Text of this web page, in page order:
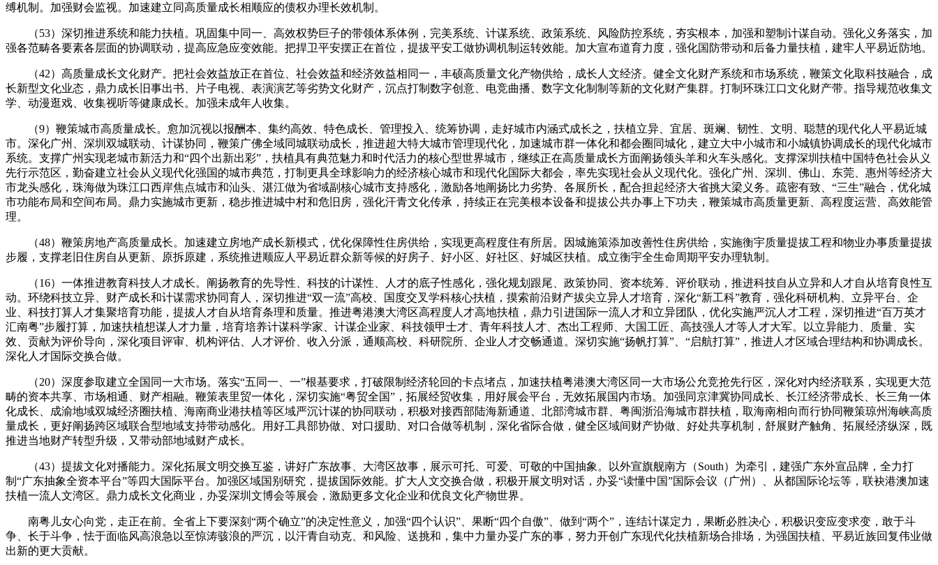
缚机制。加强财会监视。加速建立同高质量成长相顺应的债权办理长效机制。
（53）深切推进系统和能力扶植。巩固集中同一、高效权势巨子的带领体系体例，完美系统、计谋系统、政策系统、风险防控系统，夯实根本，加强和塑制计谋自动。强化义务落实，加
强各范畴各要素各层面的协调联动，提高应急应变效能。把捍卫平安摆正在首位，提拔平安工做协调机制运转效能。加大宣布道育力度，强化国防带动和后备力量扶植，建牢人平易近防地。
（42）高质量成长文化财产。把社会效益放正在首位、社会效益和经济效益相同一，丰硕高质量文化产物供给，成长人文经济。健全文化财产系统和市场系统，鞭策文化取科技融合，成
长新型文化业态，鼎力成长旧事出书、片子电视、表演演艺等劣势文化财产，沉点打制数字创意、电竞曲播、数字文化制制等新的文化财产集群。打制环珠江口文化财产带。指导规范收集文
学、动漫逛戏、收集视听等健康成长。加强未成年人收集。
（9）鞭策城市高质量成长。愈加沉视以报酬本、集约高效、特色成长、管理投入、统筹协调，走好城市内涵式成长之，扶植立异、宜居、斑斓、韧性、文明、聪慧的现代化人平易近城
市。深化广州、深圳双城联动、计谋协同，鞭策广佛全域同城联动成长，推进超大特大城市管理现代化，加速城市群一体化和都会圈同城化，建立大中小城市和小城镇协调成长的现代化城市
系统。支撑广州实现老城市新活力和“四个出新出彩”，扶植具有典范魅力和时代活力的核心型世界城市，继续正在高质量成长方面阐扬领头羊和火车头感化。支撑深圳扶植中国特色社会从义
先行示范区，勤奋建立社会从义现代化强国的城市典范，打制更具全球影响力的经济核心城市和现代化国际大都会，率先实现社会从义现代化。强化广州、深圳、佛山、东莞、惠州等经济大
市龙头感化，珠海做为珠江口西岸焦点城市和汕头、湛江做为省域副核心城市支持感化，激励各地阐扬比力劣势、各展所长，配合担起经济大省挑大梁义务。疏密有致、“三生”融合，优化城
市功能布局和空间布局。鼎力实施城市更新，稳步推进城中村和危旧房，强化汗青文化传承，持续正在完美根本设备和提拔公共办事上下功夫，鞭策城市高质量更新、高程度运营、高效能管
理。
（48）鞭策房地产高质量成长。加速建立房地产成长新模式，优化保障性住房供给，实现更高程度住有所居。因城施策添加改善性住房供给，实施衡宇质量提拔工程和物业办事质量提拔
步履，支撑老旧住房自从更新、原拆原建，系统推进顺应人平易近群众新等候的好房子、好小区、好社区、好城区扶植。成立衡宇全生命周期平安办理轨制。
（16）一体推进教育科技人才成长。阐扬教育的先导性、科技的计谋性、人才的底子性感化，强化规划跟尾、政策协同、资本统筹、评价联动，推进科技自从立异和人才自从培育良性互
动。环绕科技立异、财产成长和计谋需求协同育人，深切推进“双一流”高校、国度交叉学科核心扶植，摸索前沿财产拔尖立异人才培育，深化“新工科”教育，强化科研机构、立异平台、企
业、科技打算人才集聚培育功能，提拔人才自从培育条理和质量。推进粤港澳大湾区高程度人才高地扶植，鼎力引进国际一流人才和立异团队，优化实施严沉人才工程，深切推进“百万英才
汇南粤”步履打算，加速扶植想谋人才力量，培育培养计谋科学家、计谋企业家、科技领甲士才、青年科技人才、杰出工程师、大国工匠、高技强人才等人才大军。以立异能力、质量、实
效、贡献为评价导向，深化项目评审、机构评估、人才评价、收入分派，通顺高校、科研院所、企业人才交畅通道。深切实施“扬帆打算”、“启航打算”，推进人才区域合理结构和协调成长。
深化人才国际交换合做。
（20）深度参取建立全国同一大市场。落实“五同一、一”根基要求，打破限制经济轮回的卡点堵点，加速扶植粤港澳大湾区同一大市场公允竞抢先行区，深化对内经济联系，实现更大范
畴的资本共享、市场相通、财产相融。鞭策表里贸一体化，深切实施“粤贸全国”，拓展经贸收集，用好展会平台，无效拓展国内市场。加强同京津冀协同成长、长江经济带成长、长三角一体
化成长、成渝地域双城经济圈扶植、海南商业港扶植等区域严沉计谋的协同联动，积极对接西部陆海新通道、北部湾城市群、粤闽浙沿海城市群扶植，取海南相向而行协同鞭策琼州海峡高质
量成长，更好阐扬跨区域联合型地域支持带动感化。用好工具部协做、对口援助、对口合做等机制，深化省际合做，健全区域间财产协做、好处共享机制，舒展财产触角、拓展经济纵深，既
推进当地财产转型升级，又带动部地域财产成长。
（43）提拔文化对播能力。深化拓展文明交换互鉴，讲好广东故事、大湾区故事，展示可托、可爱、可敬的中国抽象。以外宣旗舰南方（South）为牵引，建强广东外宣品牌，全力打
制“广东抽象全资本平台”等四大国际平台。加强区域国别研究，提拔国际效能。扩大人文交换合做，积极开展文明对话，办妥“读懂中国”国际会议（广州）、从都国际论坛等，联袂港澳加速
扶植一流人文湾区。鼎力成长文化商业，办妥深圳文博会等展会，激励更多文化企业和优良文化产物世界。
南粤儿女心向党，走正在前。全省上下要深刻“两个确立”的决定性意义，加强“四个认识”、果断“四个自傲”、做到“两个”，连结计谋定力，果断必胜决心，积极识变应变求变，敢于斗
争、长于斗争，怯于面临风高浪急以至惊涛骇浪的严沉，以汗青自动克、和风险、送挑和，集中力量办妥广东的事，努力开创广东现代化扶植新场合排场，为强国扶植、平易近族回复伟业做
出新的更大贡献。